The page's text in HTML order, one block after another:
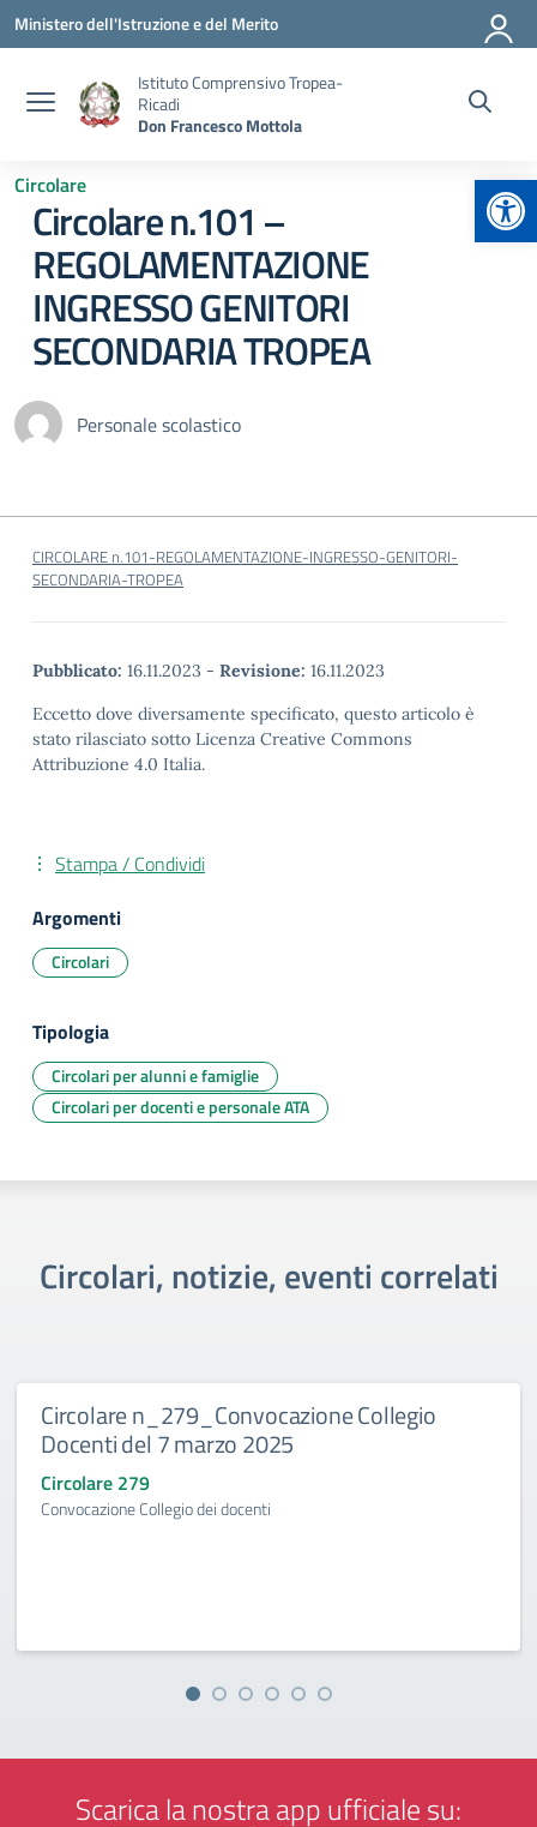
Vai ai contenuti
Vai al menu di navigazione
Vai al footer
Ministero dell'Istruzione e del Merito
Istituto Comprensivo Tropea-
Ricadi
Don Francesco Mottola
Circolare
Circolare n.101 –
REGOLAMENTAZIONE
INGRESSO GENITORI
SECONDARIA TROPEA
Personale scolastico
CIRCOLARE n.101-REGOLAMENTAZIONE-INGRESSO-GENITORI-
SECONDARIA-TROPEA
Pubblicato: 16.11.2023 - Revisione: 16.11.2023
Eccetto dove diversamente specificato, questo articolo è
stato rilasciato sotto Licenza Creative Commons
Attribuzione 4.0 Italia.
Stampa / Condividi
Argomenti
Circolari
Tipologia
Circolari per alunni e famiglie
Circolari per docenti e personale ATA
Circolari, notizie, eventi correlati
Circolare n_279_Convocazione Collegio
Docenti del 7 marzo 2025
Circolare 279
Convocazione Collegio dei docenti
Scarica la nostra app ufficiale su: